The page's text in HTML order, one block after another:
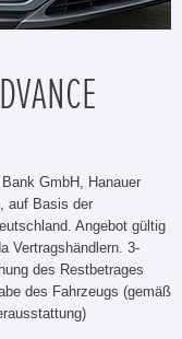
GmbH, Hanauer
auf Basis der
Angebot gültig
Vertragshändlern. 3-
des Restbetrages
des Fahrzeugs (gemäß